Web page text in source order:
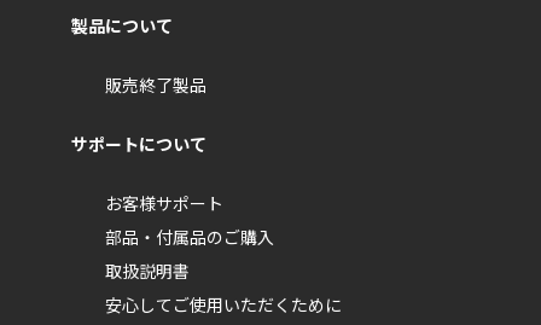
製品について
販売終了製品
サポートについて
お客様サポート
部品・付属品のご購入
取扱説明書
安心してご使用いただくために